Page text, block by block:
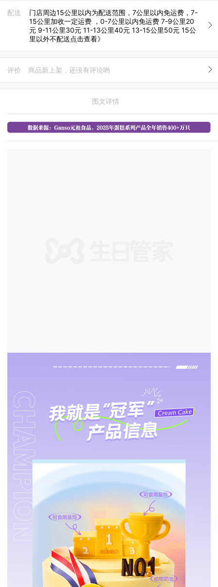
配送
门店周边15公里以内为配送范围，7公里以内免运费，7-
15公里加收一定运费 ，0-7公里以内免运费 7-9公里20
元 9-11公里30元 11-13公里40元 13-15公里50元 15公
里以外不配送点击查看》
评价 商品新上架，还没有评论哟
图文详情